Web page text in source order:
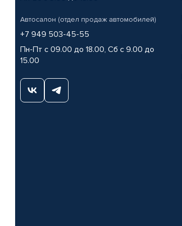
Автосалон (отдел продаж автомобилей)
+7 949 503-45-55
Пн-Пт с 09.00 до 18.00, Сб с 9.00 до
15.00